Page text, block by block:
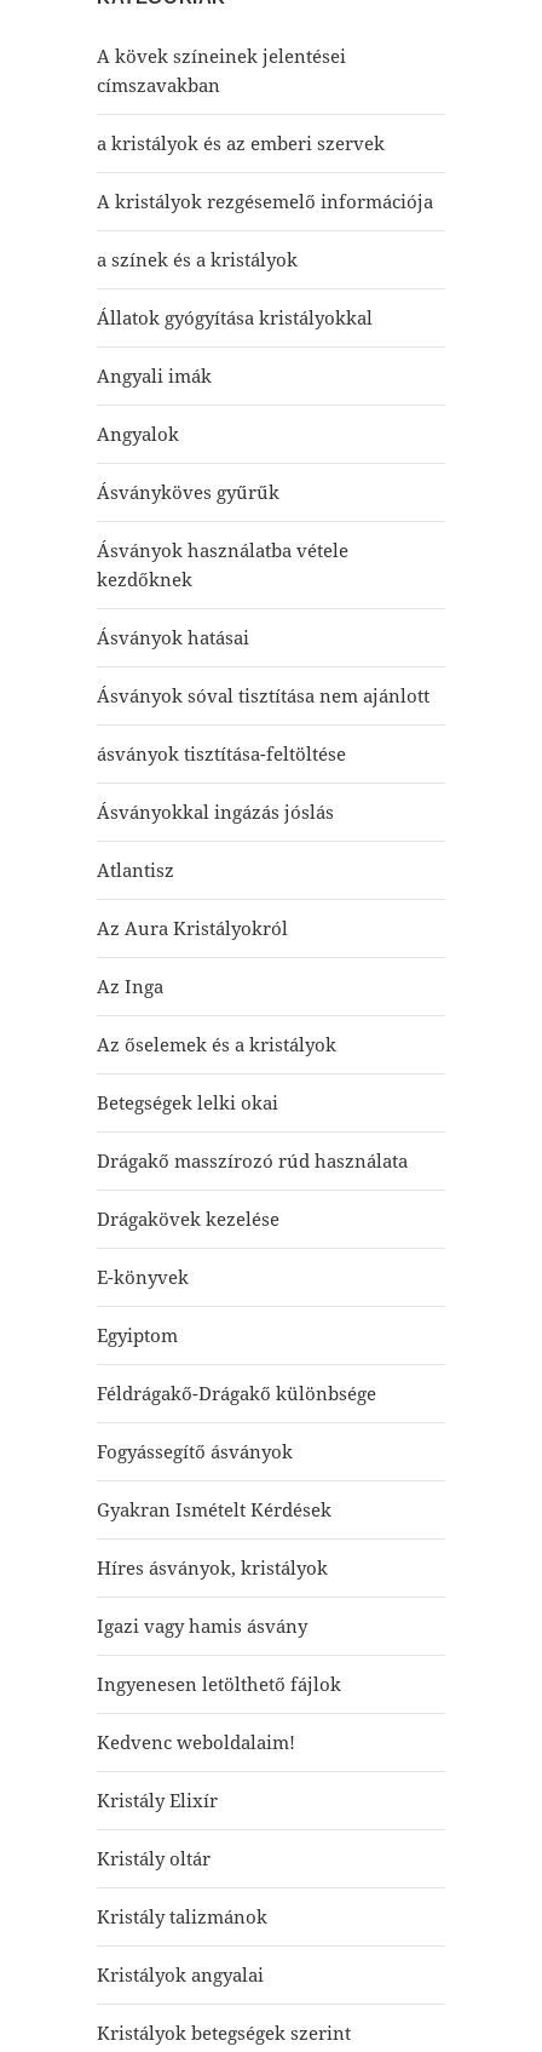
A kövek színeinek jelentései
címszavakban
a kristályok és az emberi szervek
A kristályok rezgésemelő információja
a színek és a kristályok
Állatok gyógyítása kristályokkal
Angyali imák
Angyalok
Ásványköves gyűrűk
Ásványok használatba vétele
kezdőknek
Ásványok hatásai
Ásványok sóval tisztítása nem ajánlott
ásványok tisztítása-feltöltése
Ásványokkal ingázás jóslás
Atlantisz
Az Aura Kristályokról
Az Inga
Az őselemek és a kristályok
Betegségek lelki okai
Drágakő masszírozó rúd használata
Drágakövek kezelése
E-könyvek
Egyiptom
Féldrágakő-Drágakő különbsége
Fogyássegítő ásványok
Gyakran Ismételt Kérdések
Híres ásványok, kristályok
Igazi vagy hamis ásvány
Ingyenesen letölthető fájlok
Kedvenc weboldalaim!
Kristály Elixír
Kristály oltár
Kristály talizmánok
Kristályok angyalai
Kristályok betegségek szerint